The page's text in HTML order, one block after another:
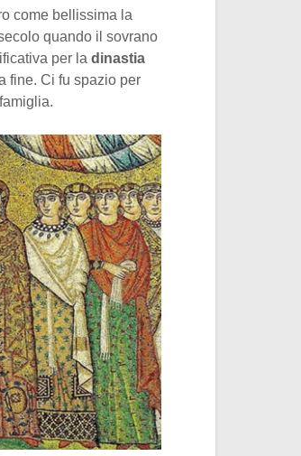
come bellissima la
quando il sovrano
per la dinastia
fine. Ci fu spazio per